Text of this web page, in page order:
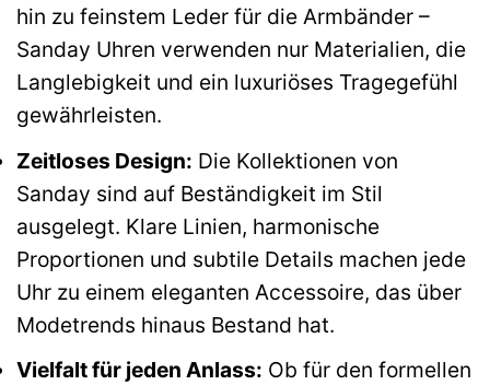
hin zu feinstem Leder für die Armbänder –
Sanday Uhren verwenden nur Materialien, die
Langlebigkeit und ein luxuriöses Tragegefühl
gewährleisten.
Zeitloses Design: Die Kollektionen von
Sanday sind auf Beständigkeit im Stil
ausgelegt. Klare Linien, harmonische
Proportionen und subtile Details machen jede
Uhr zu einem eleganten Accessoire, das über
Modetrends hinaus Bestand hat.
Vielfalt für jeden Anlass: Ob für den formellen